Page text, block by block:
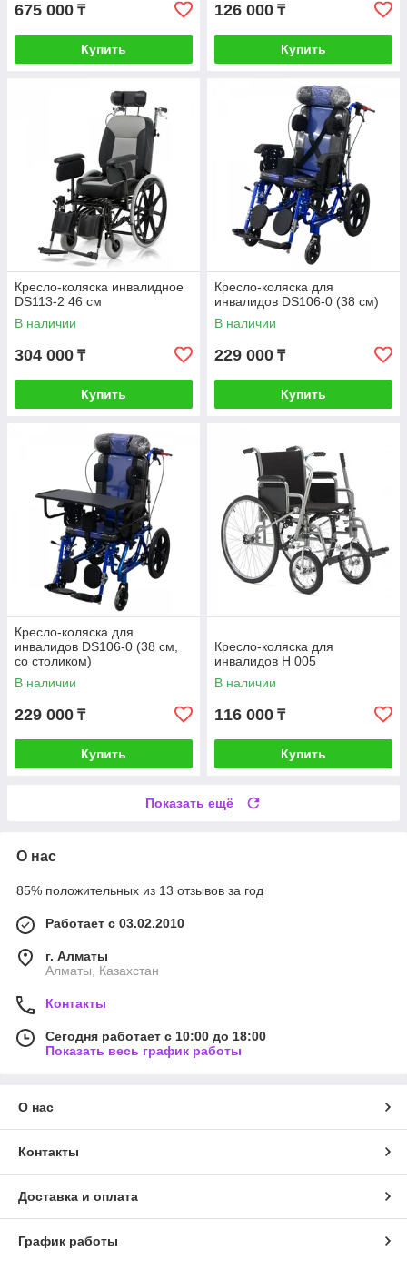
675 000 ₸
Купить
126 000 ₸
Купить
Кресло-коляска инвалидное
DS113-2 46 см
В наличии
304 000 ₸
Купить
Кресло-коляска для
инвалидов DS106-0 (38 см)
В наличии
229 000 ₸
Купить
Кресло-коляска для
инвалидов DS106-0 (38 см,
со столиком)
В наличии
229 000 ₸
Купить
Кресло-коляска для
инвалидов H 005
В наличии
116 000 ₸
Купить
Показать ещё
О нас
85% положительных из 13 отзывов за год
Работает с 03.02.2010
г. Алматы
Алматы, Казахстан
Контакты
Сегодня работает с 10:00 до 18:00
Показать весь график работы
О нас
Контакты
Доставка и оплата
График работы